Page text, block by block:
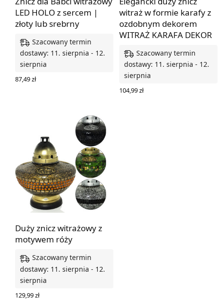
LED HOLO z sercem |
złoty lub srebrny
Szacowany termin
dostawy: 11. sierpnia - 12.
sierpnia
87,49zł
witraż w formie karafy z
ozdobnym dekorem
WITRAŻ KARAFA DEKOR
Szacowany termin
dostawy: 11. sierpnia - 12.
sierpnia
104,99zł
Duży znicz witrażowy z
motywem róży
Szacowany termin
dostawy: 11. sierpnia - 12.
sierpnia
129,99zł